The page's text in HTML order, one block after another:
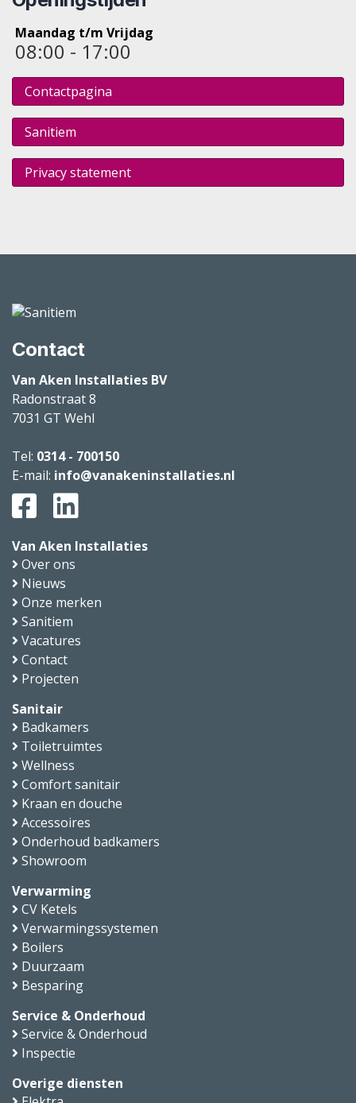
Maandag t/m Vrijdag
08:00 - 17:00
Contactpagina
Sanitiem
Privacy statement
Contact
Van Aken Installaties BV
Radonstraat 8
7031 GT Wehl
Tel: 0314 - 700150
E-mail: info@vanakeninstallaties.nl
Van Aken Installaties
Over ons
Nieuws
Onze merken
Sanitiem
Vacatures
Contact
Projecten
Sanitair
Badkamers
Toiletruimtes
Wellness
Comfort sanitair
Kraan en douche
Accessoires
Onderhoud badkamers
Showroom
Verwarming
CV Ketels
Verwarmingssystemen
Boilers
Duurzaam
Besparing
Service & Onderhoud
Service & Onderhoud
Inspectie
Overige diensten